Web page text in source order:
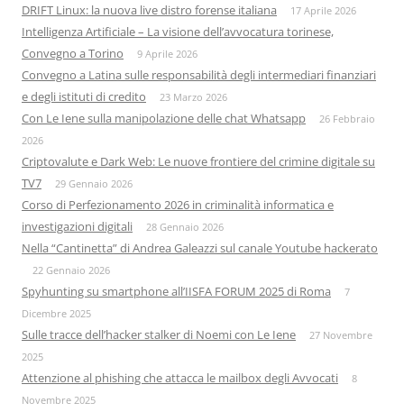
DRIFT Linux: la nuova live distro forense italiana 17 Aprile 2026
Intelligenza Artificiale – La visione dell’avvocatura torinese,
Convegno a Torino
9 Aprile 2026
Convegno a Latina sulle responsabilità degli intermediari finanziari
e degli istituti di credito
23 Marzo 2026
Con Le Iene sulla manipolazione delle chat Whatsapp
26 Febbraio
2026
Criptovalute e Dark Web: Le nuove frontiere del crimine digitale su
TV7
29 Gennaio 2026
Corso di Perfezionamento 2026 in criminalità informatica e
investigazioni digitali
28 Gennaio 2026
Nella “Cantinetta” di Andrea Galeazzi sul canale Youtube hackerato
22 Gennaio 2026
Spyhunting su smartphone all’IISFA FORUM 2025 di Roma
7
Dicembre 2025
Sulle tracce dell’hacker stalker di Noemi con Le Iene
27 Novembre
2025
Attenzione al phishing che attacca le mailbox degli Avvocati
8
Novembre 2025